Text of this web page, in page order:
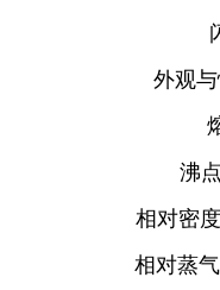
外观
沸点
相对密度
相对蒸